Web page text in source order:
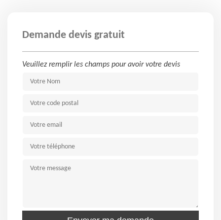
Demande devis gratuit
Veuillez remplir les champs pour avoir votre devis